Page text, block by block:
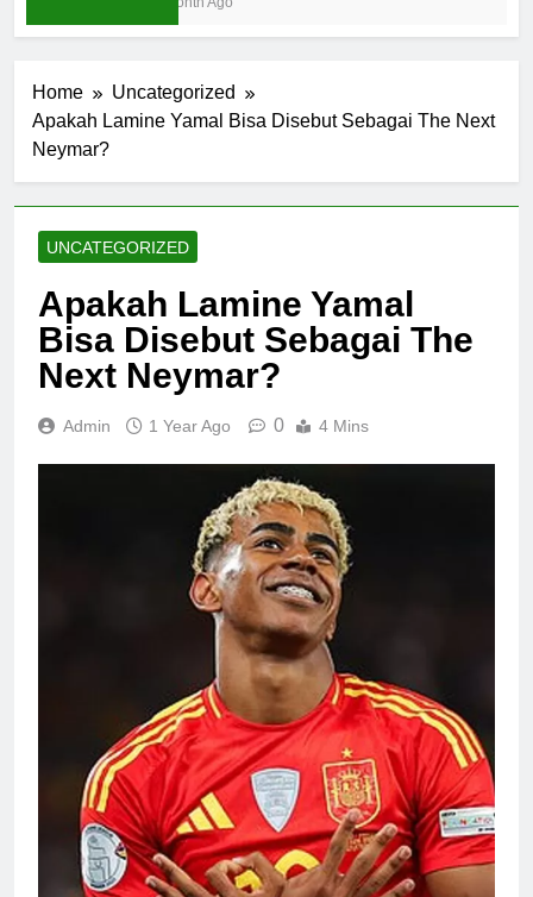
Home
Uncategorized
Apakah Lamine Yamal Bisa Disebut Sebagai The Next
Neymar?
UNCATEGORIZED
Apakah Lamine Yamal
Bisa Disebut Sebagai The
Next Neymar?
Admin 1 Year Ago 0 4 Mins